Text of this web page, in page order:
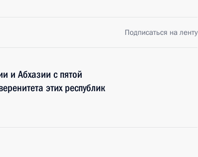
Подписаться на ленту
и Абхазии с пятой
этих республик